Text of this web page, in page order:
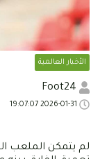
الأخبار العالمية